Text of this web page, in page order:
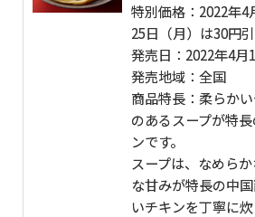
特別価格：2022年4
25日（月）は30円
発売日：2022年4月
発売地域：全国
商品特長：柔らか
のあるスープが特
ンです。
スープは、なめら
な甘みが特長の中
いチキンを丁寧に